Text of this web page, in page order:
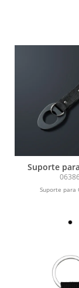
Suporte
Suporte para